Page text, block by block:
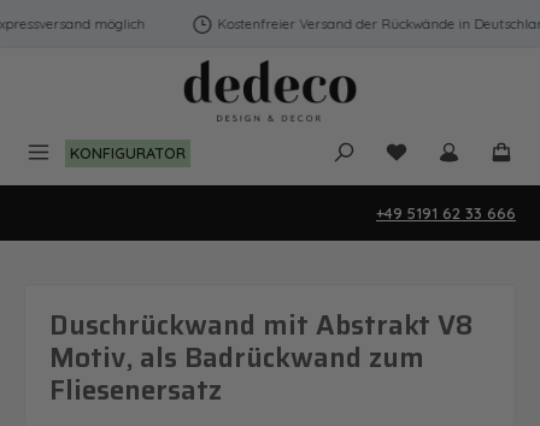
Zum Hauptinhalt springen
möglich Kostenfreier Versand der Rückwände in Deutschland
KONFIGURATOR Du hast 0
+49 5191 62 33 666
Duschrückwand mit Abstrakt V8
Motiv, als Badrückwand zum
Fliesenersatz